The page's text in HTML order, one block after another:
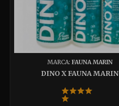
MARCA: FAUNA MARIN
DINO X FAUNA MARIN